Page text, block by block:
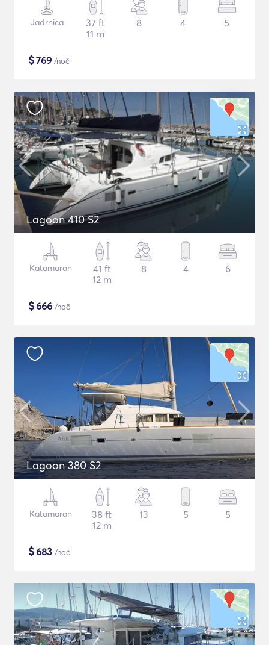
Jadrnica
37 ft
11 m
8 4 5
$769 /noč
Lagoon 410 S2
Katamaran
41 ft
12 m
8 4 6
$666 /noč
Lagoon 380 S2
Katamaran
38 ft
12 m
13 5 5
$683 /noč